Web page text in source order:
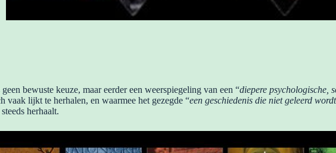
bewuste keuze, maar eerder een weerspiegeling van een “diepere psychologische,
vaak lijkt te herhalen, en waarmee het gezegde “een geschiedenis die niet geleerd
herhaalt.